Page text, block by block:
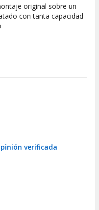
10
original sobre un
con tanta capacidad
verificada